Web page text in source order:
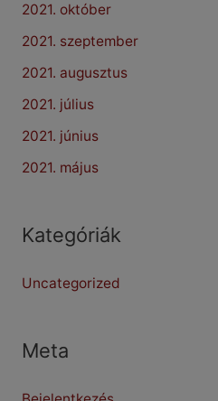
2021. október
2021. szeptember
2021. augusztus
2021. július
2021. június
2021. május
Kategóriák
Uncategorized
Meta